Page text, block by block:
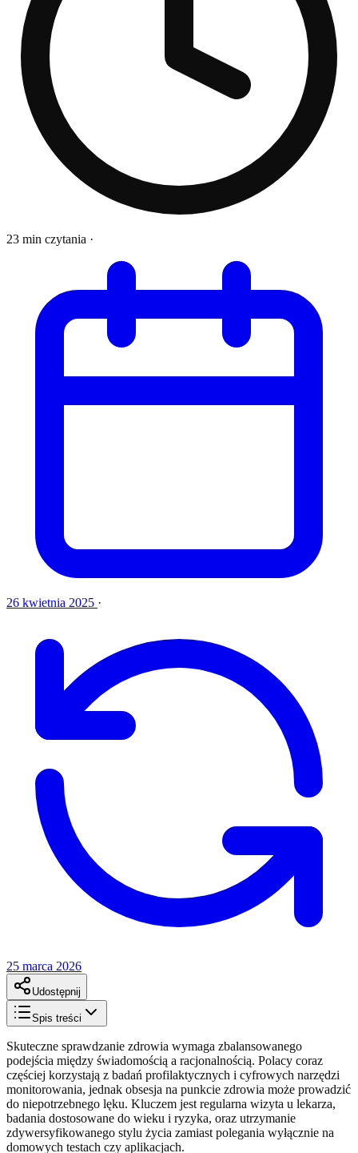
23 min czytania ·
26 kwietnia 2025 ·
25 marca 2026
Udostępnij
Spis treści
Skuteczne sprawdzanie zdrowia wymaga zbalansowanego
podejścia między świadomością a racjonalnością. Polacy coraz
częściej korzystają z badań profilaktycznych i cyfrowych narzędzi
monitorowania, jednak obsesja na punkcie zdrowia może prowadzić
do niepotrzebnego lęku. Kluczem jest regularna wizyta u lekarza,
badania dostosowane do wieku i ryzyka, oraz utrzymanie
zdywersyfikowanego stylu życia zamiast polegania wyłącznie na
domowych testach czy aplikacjach.